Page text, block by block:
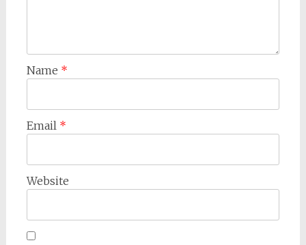
Name *
Email *
Website